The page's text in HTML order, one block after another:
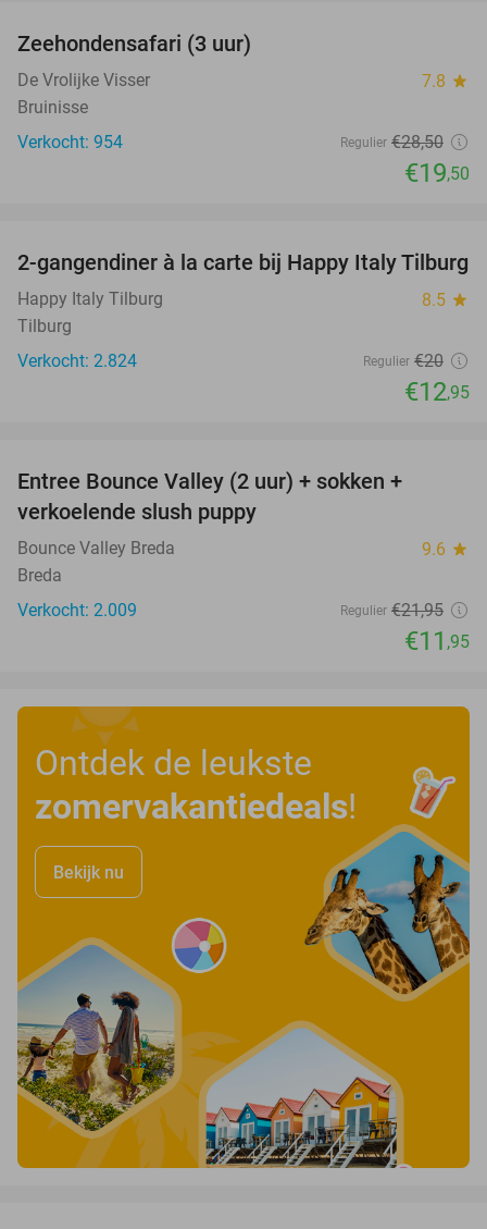
Zeehondensafari (3 uur)
De Vrolijke Visser 7.8 star
Bruinisse
Verkocht: 954
Regulier €28,50
€19,50
35%
2-gangendiner à la carte bij Happy Italy Tilburg
Happy Italy Tilburg 8.5 star
Tilburg
Verkocht: 2.824
Regulier €20
€12,95
Entree Bounce Valley (2 uur) + sokken +
verkoelende slush puppy
Bounce Valley Breda 9.6 star
Breda
Verkocht: 2.009
Regulier €21,95
€11 ,95
Ontdek de leukste
zomervakantiedeals!
Bekijk nu